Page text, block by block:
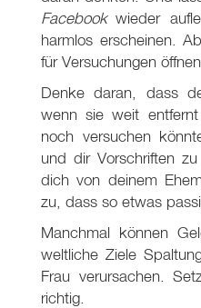
Facebookwieder
harmlos erscheinen.
für Versuchungen öffnen.
Denke daran, dass
wenn sie weit
noch versuchen
und dir Vorschriften
dich von deinem
zu, dass so etwas
Manchmal können
weltliche Ziele
Frau verursachen.
richtig.